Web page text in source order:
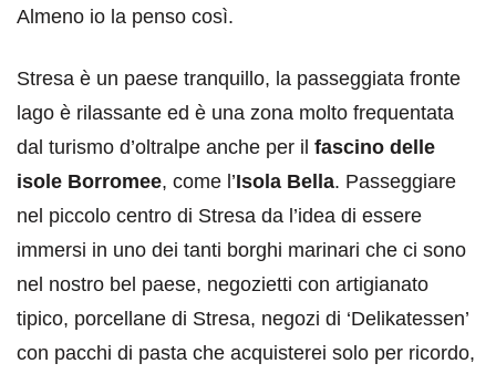
Almeno io la penso così.
Stresa è un paese tranquillo, la passeggiata fronte
lago è rilassante ed è una zona molto frequentata
dal turismo d’oltralpe anche per il fascino delle
isole Borromee, come l’Isola Bella. Passeggiare
nel piccolo centro di Stresa da l’idea di essere
immersi in uno dei tanti borghi marinari che ci sono
nel nostro bel paese, negozietti con artigianato
tipico, porcellane di Stresa, negozi di ‘Delikatessen’
con pacchi di pasta che acquisterei solo per ricordo,